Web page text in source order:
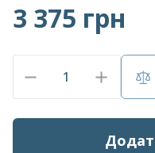
3 375 грн